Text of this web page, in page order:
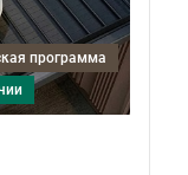
программа